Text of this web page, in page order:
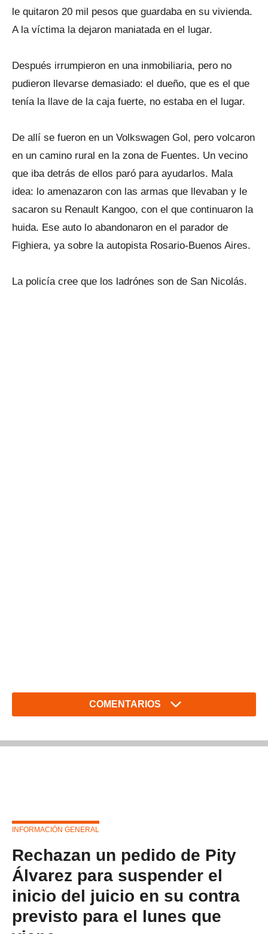
le quitaron 20 mil pesos que guardaba en su vivienda.
A la víctima la dejaron maniatada en el lugar.
Después irrumpieron en una inmobiliaria, pero no
pudieron llevarse demasiado: el dueño, que es el que
tenía la llave de la caja fuerte, no estaba en el lugar.
De allí se fueron en un Volkswagen Gol, pero volcaron
en un camino rural en la zona de Fuentes. Un vecino
que iba detrás de ellos paró para ayudarlos. Mala
idea: lo amenazaron con las armas que llevaban y le
sacaron su Renault Kangoo, con el que continuaron la
huida. Ese auto lo abandonaron en el parador de
Fighiera, ya sobre la autopista Rosario-Buenos Aires.
La policía cree que los ladrónes son de San Nicolás.
COMENTARIOS